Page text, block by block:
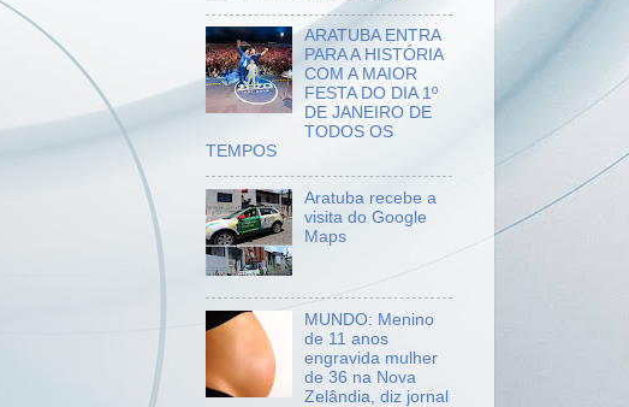
ARATUBA ENTRA
PARA A HISTÓRIA
COM A MAIOR
FESTA DO DIA 1º
DE JANEIRO DE
TODOS OS
TEMPOS
Aratuba recebe a
visita do Google
Maps
MUNDO: Menino
de 11 anos
engravida mulher
de 36 na Nova
Zelândia, diz jornal